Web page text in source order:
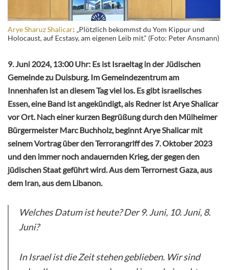
Arye Sharuz Shalicar: „Plötzlich bekommst du Yom Kippur und
Holocaust, auf Ecstasy, am eigenen Leib mit.“ (Foto: Peter Ansmann)
9. Juni 2024, 13:00 Uhr: Es ist Israeltag in der Jüdischen
Gemeinde zu Duisburg. Im Gemeindezentrum am
Innenhafen ist an diesem Tag viel los. Es gibt israelisches
Essen, eine Band ist angekündigt, als Redner ist Arye Shalicar
vor Ort. Nach einer kurzen Begrüßung durch den Mülheimer
Bürgermeister Marc Buchholz, beginnt Arye Shalicar mit
seinem Vortrag über den Terrorangriff des 7. Oktober 2023
und den immer noch andauernden Krieg, der gegen den
jüdischen Staat geführt wird. Aus dem Terrornest Gaza, aus
dem Iran, aus dem Libanon.
Welches Datum ist heute? Der 9. Juni, 10. Juni, 8.
Juni?
In Israel ist die Zeit stehen geblieben. Wir sind